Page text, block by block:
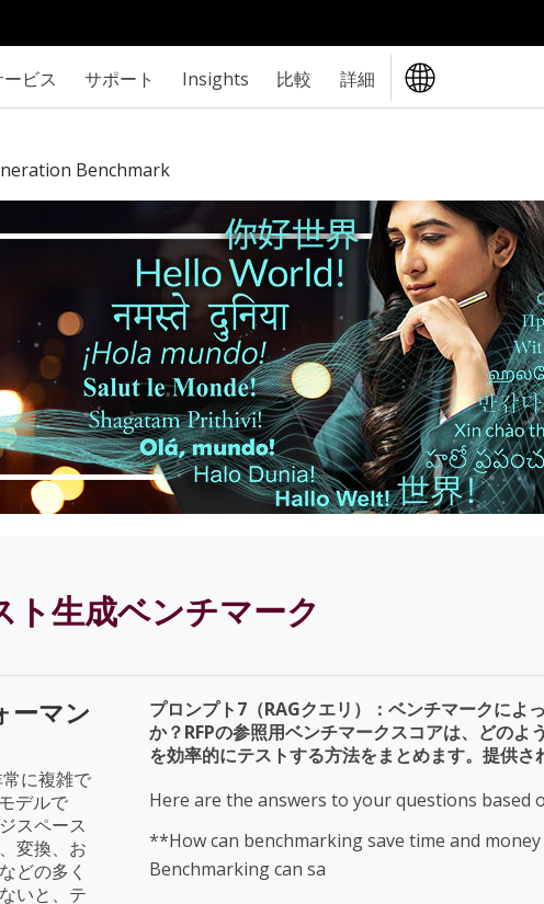
ビス サポート Insights 比較 詳細
Benchmark
生成ベンチマーク
ーマン
に複雑で
デルで
スペース
変換、お
どの多く
いと、テ
プロンプト7（RAGクエリ）：ベンチマークによ
か？RFPの参照用ベンチマークスコアは、どの
を効率的にテストする方法をまとめます。提供さ
Here are the answers to your questions based
**How can benchmarking save time and
Benchmarking can save time and money for